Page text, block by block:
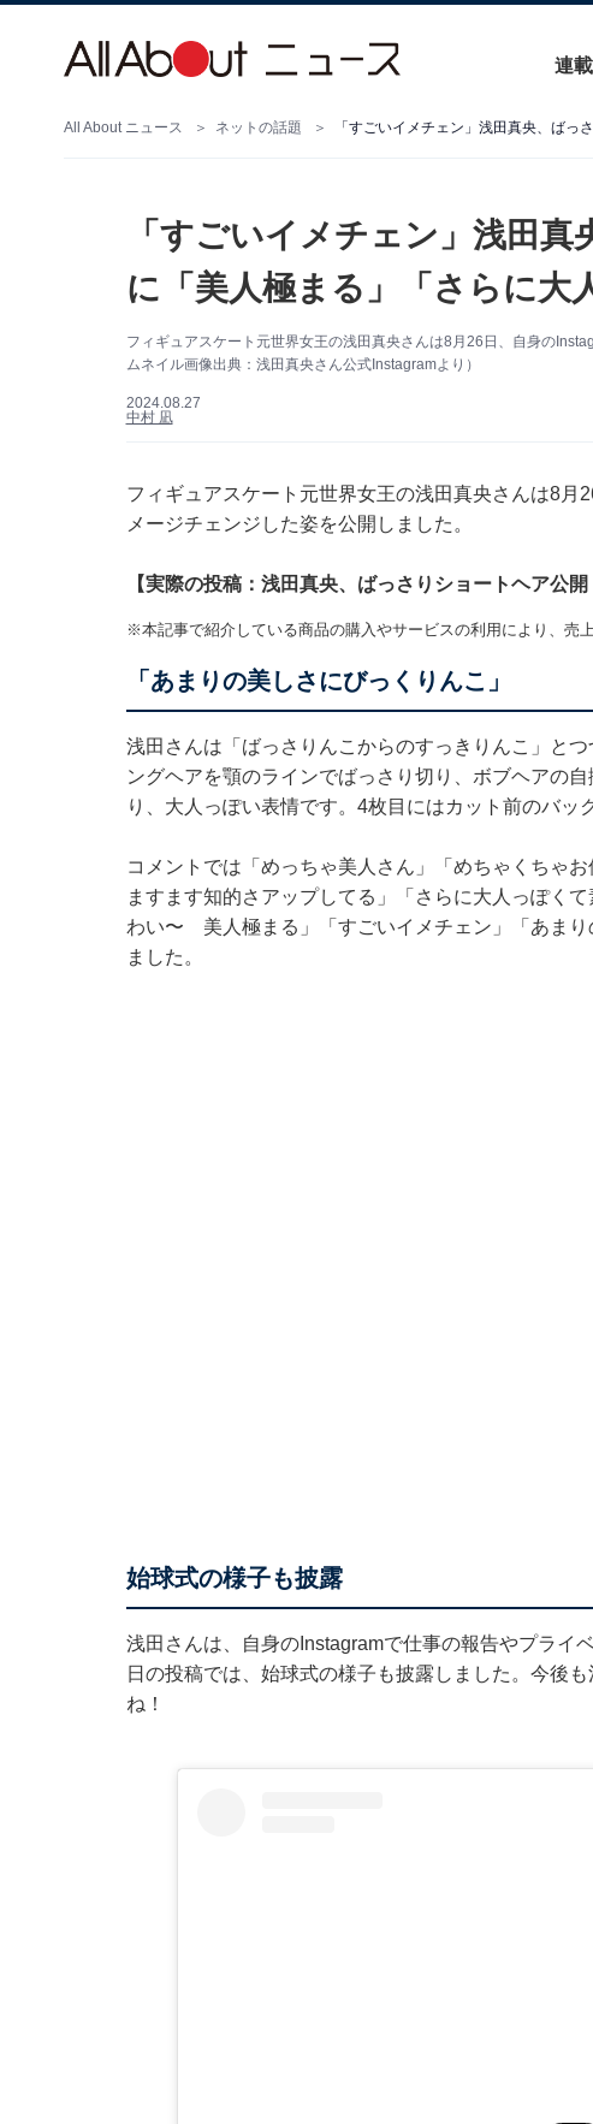
連載
All About ニュース ネットの話題
「すごいイメチェン」浅田
に「美人極まる」「さらに大
フィギュアスケート元世界女王の浅田真央さんは8月26日、自身の
ムネイル画像出典：浅田真央さん公式Instagramより）
2024.08.27
中村 凪
フィギュアスケート元世界女王の浅田真央さんは8月
メージチェンジした姿を公開しました。
【実際の投稿：浅田真央、ばっさりショートヘア公開
※本記事で紹介している商品の購入やサービスの利用により、売
「あまりの美しさにびっくりんこ」
浅田さんは「ばっさりんこからのすっきりんこ」と
ングヘアを顎のラインでばっさり切り、ボブヘアの
り、大人っぽい表情です。4枚目にはカット前のバッ
コメントでは「めっちゃ美人さん」「めちゃくちゃ
ますます知的さアップしてる」「さらに大人っぽく
わい〜 美人極まる」「すごいイメチェン」「あま
ました。
始球式の様子も披露
浅田さんは、自身のInstagramで仕事の報告やプライ
日の投稿では、始球式の様子も披露しました。今後
ね！